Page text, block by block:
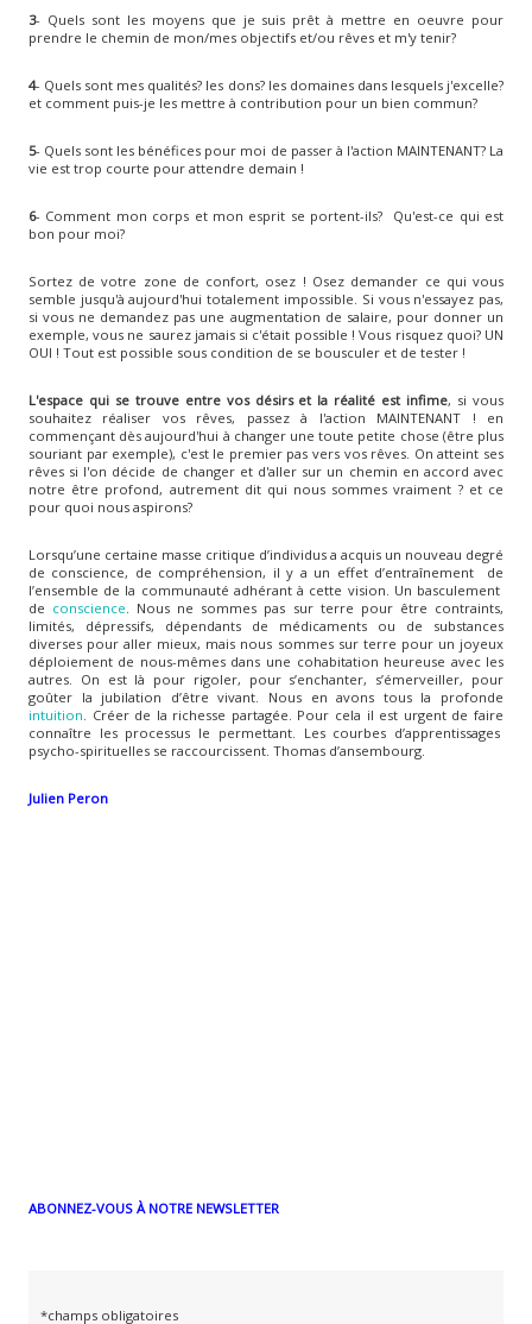
3- Quels sont les moyens que je suis prêt à mettre en oeuvre pour
prendre le chemin de mon/mes objectifs et/ou rêves et m'y tenir?
4- Quels sont mes qualités? les dons? les domaines dans lesquels j'excelle?
et comment puis-je les mettre à contribution pour un bien commun?
5- Quels sont les bénéfices pour moi de passer à l'action MAINTENANT? La
vie est trop courte pour attendre demain !
6- Comment mon corps et mon esprit se portent-ils?
Qu'est-ce qui est
bon pour moi?
Sortez de votre zone de confort, osez ! Osez demander ce qui vous
semble jusqu'à aujourd'hui totalement impossible. Si vous n'essayez pas,
si vous ne demandez pas une augmentation de salaire, pour donner un
exemple, vous ne saurez jamais si c'était possible ! Vous risquez quoi? UN
OUI ! Tout est possible sous condition de se bousculer et de tester !
L'espace qui se trouve entre vos désirs et la réalité est infime, si vous
souhaitez réaliser vos rêves, passez à l'action MAINTENANT ! en
commençant dès aujourd'hui à changer une toute petite chose (être plus
souriant par exemple), c'est le premier pas vers vos rêves. On atteint ses
rêves si l'on décide de changer et d'aller sur un chemin en accord avec
notre être profond, autrement dit qui nous sommes vraiment ? et ce
pour quoi nous aspirons?
Lorsqu’une certaine masse critique d’individus a acquis un nouveau degré
de conscience, de compréhension, il y a un effet d’entraînement de
l’ensemble de la communauté adhérant à cette vision. Un basculement
de conscience. Nous ne sommes pas sur terre pour être contraints,
limités, dépressifs, dépendants de médicaments ou de substances
diverses pour aller mieux, mais nous sommes sur terre pour un joyeux
déploiement de nous-mêmes dans une cohabitation heureuse avec les
autres. On est là pour rigoler, pour s’enchanter, s’émerveiller, pour
goûter la jubilation d’être vivant. Nous en avons tous la profonde
intuition. Créer de la richesse partagée. Pour cela il est urgent de faire
connaître les processus le permettant. Les courbes d’apprentissages
psycho-spirituelles se raccourcissent. Thomas d’ansembourg.
Julien Peron
ABONNEZ-VOUS À NOTRE NEWSLETTER
*champs obligatoires